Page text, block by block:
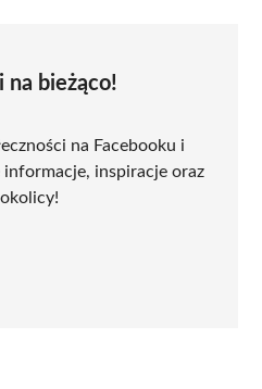
na bieżąco!
na Facebooku i
inspiracje oraz